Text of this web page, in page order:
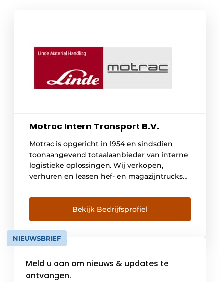
Motrac Intern Transport B.V.
Motrac is opgericht in 1954 en sindsdien
toonaangevend totaalaanbieder van interne
logistieke oplossingen. Wij verkopen,
verhuren en leasen hef- en magazijntrucks
adviseren en verzorgen we de engineering
voor geautomatiseerde warehouses en een
24/7 onderhoudsservice. Hiermee bieden we
een one-stop-shop aanbod in logistieke
oplossingen gecombineerd met een hoge
Bekijk Bedrijfsprofiel
NIEUWSBRIEF
Meld u aan om nieuws & updates te
ontvangen.